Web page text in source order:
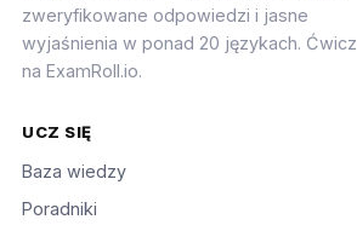
zweryfikowane odpowiedzi i jasne
wyjaśnienia w ponad 20 językach. Ćwicz
na ExamRoll.io.
UCZ SIĘ
Baza wiedzy
Poradniki